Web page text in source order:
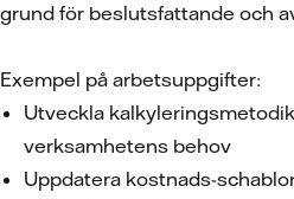
grund för beslutsfattande och
Exempel på arbetsuppgifter:
Utveckla
verksamhetens behov
Uppdatera kostnads-